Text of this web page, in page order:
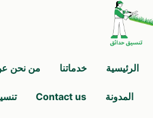
الرئيسية خدماتنا من نحن
المدونة Contact us